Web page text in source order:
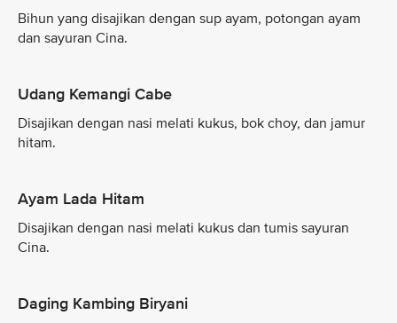
Bihun yang disajikan dengan sup ayam, potongan ayam
dan sayuran Cina.
Udang Kemangi Cabe
Disajikan dengan nasi melati kukus, bok choy, dan jamur
hitam.
Ayam Lada Hitam
Disajikan dengan nasi melati kukus dan tumis sayuran
Cina.
Daging Kambing Biryani